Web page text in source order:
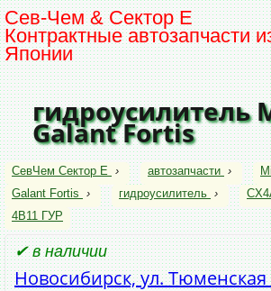
Сев-Чем & Сектор Е
Контрактные автозапчасти
Японии
гидроусилитель
Galant Fortis
СевЧем Сектор Е › автозапчасти ›
Galant Fortis › гидроусилитель ›
4B11 ГУР
✔ в наличии
Новосибирск, ул. Тюменская